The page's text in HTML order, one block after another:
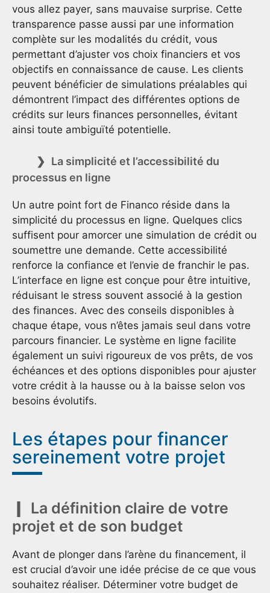
vous allez payer, sans mauvaise surprise. Cette
transparence passe aussi par une information
complète sur les modalités du crédit, vous
permettant d’ajuster vos choix financiers et vos
objectifs en connaissance de cause. Les clients
peuvent bénéficier de simulations préalables qui
démontrent l’impact des différentes options de
crédits sur leurs finances personnelles, évitant
ainsi toute ambiguïté potentielle.
La simplicité et l’accessibilité du
processus en ligne
Un autre point fort de Financo réside dans la
simplicité du processus en ligne. Quelques clics
suffisent pour amorcer une simulation de crédit ou
soumettre une demande. Cette accessibilité
renforce la confiance et l’envie de franchir le pas.
L’interface en ligne est conçue pour être intuitive,
réduisant le stress souvent associé à la gestion
des finances. Avec des conseils disponibles à
chaque étape, vous n’êtes jamais seul dans votre
parcours financier. Le système en ligne facilite
également un suivi rigoureux de vos prêts, de vos
échéances et des options disponibles pour ajuster
votre crédit à la hausse ou à la baisse selon vos
besoins évolutifs.
Les étapes pour financer
sereinement votre projet
La définition claire de votre
projet et de son budget
Avant de plonger dans l’arène du financement, il
est crucial d’avoir une idée précise de ce que vous
souhaitez réaliser. Déterminer votre budget de